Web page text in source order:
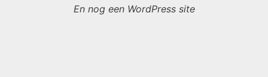
En nog een WordPress site